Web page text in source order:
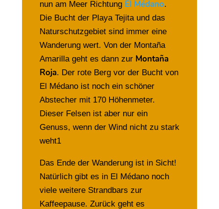
nun am Meer Richtung El Médano.
Die Bucht der Playa Tejita und das
Naturschutzgebiet sind immer eine
Wanderung wert. Von der Montaña
Amarilla geht es dann zur Montaña
Roja. Der rote Berg vor der Bucht von
El Médano ist noch ein schöner
Abstecher mit 170 Höhenmeter.
Dieser Felsen ist aber nur ein
Genuss, wenn der Wind nicht zu stark
weht1
Das Ende der Wanderung ist in Sicht!
Natürlich gibt es in El Médano noch
viele weitere Strandbars zur
Kaffeepause. Zurück geht es